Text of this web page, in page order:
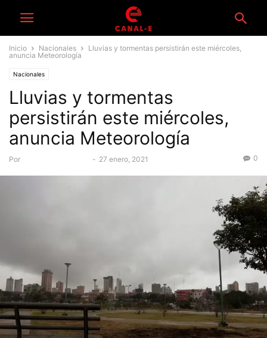
Inicio Nacionales
Lluvias y tormentas persistirán este miércoles,
anuncia Meteorología
Nacionales
Lluvias y tormentas
persistirán este miércoles,
anuncia Meteorología
Por - 27 enero, 2021 0